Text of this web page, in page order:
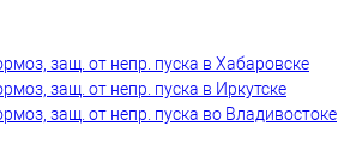
защ. от непр. пуска в Хабаровске
защ. от непр. пуска в Иркутске
защ. от непр. пуска во Владивостоке